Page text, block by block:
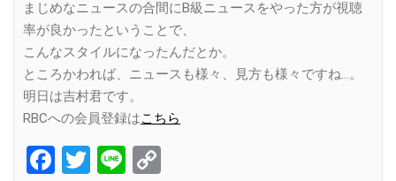
まじめなニュースの合間にB級ニュースをやった方が視聴
率が良かったということで、
こんなスタイルになったんだとか。
ところかわれば、ニュースも様々、見方も様々ですね…。
明日は吉村君です。
RBCへの会員登録はこちら
Facebook
Twitter
Line